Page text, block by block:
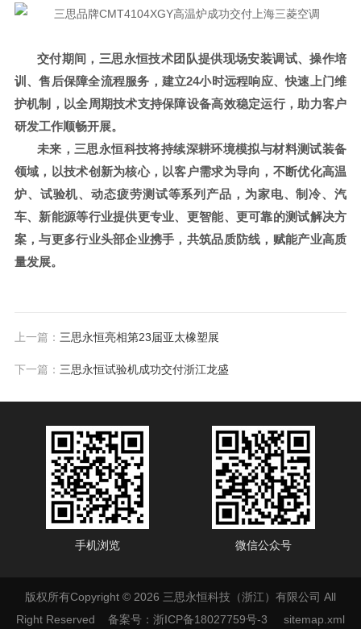
交付期间，三思永恒技术团队提供现场安装调试、操作培
训、售后保障全流程服务，建立24小时远程响应、快速上门维
护机制，以全周期技术支持保障设备高效稳定运行，助力客户
研发工作顺畅开展。
未来，三思永恒科技将持续深耕环境模拟与材料测试装备
领域，以技术创新为核心，以客户需求为导向，不断优化高温
炉、试验机、动态疲劳测试等系列产品，为家电、制冷、汽
车、新能源等行业提供更专业、更智能、更可靠的测试解决方
案，与更多行业头部企业携手，共筑品质防线，赋能产业高质
量发展。
上一篇： 三思永恒亮相第23届亚太橡塑展
下一篇： 三思永恒试验机成功交付浙江龙盛
手机浏览 微信公众号
版权所有Copyright © 2026 三思永恒科技（浙江）有限公司 All
Right Reserved 备案号：浙ICP备18027759号-3 sitemap.xml